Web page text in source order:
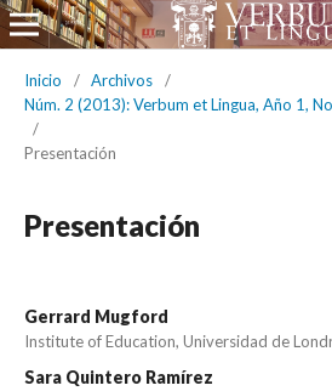
Inicio / Archivos
/
Núm. 2 (2013): Verbum et Lingua, Año 1,
/
Presentación
Presentación
Gerrard Mugford
Institute of Education, Universidad de
Sara Quintero Ramírez